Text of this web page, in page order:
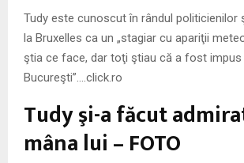
Tudy este cunoscut în rândul politicienilor
la Bruxelles ca un „stagiar cu apariţii
ştia ce face, dar toţi ştiau că a fost impus
Bucureşti”….click.ro
Tudy şi-a făcut
mâna lui – FOTO